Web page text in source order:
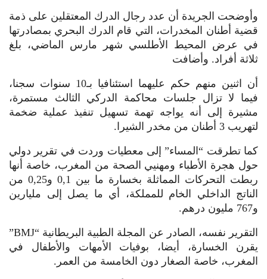
وأوضحت الجريدة أن عدد رجال الدرك المعتقلين على ذمة
قضية أطنان المخدرات، التي قام الدرك البحري بمصادرتها
في عرض المحيط الأطلسي شهر مارس الماضي، بلغ
ثلاثة أفراد. وأضافت
أن اثنين منهم حكم عليهما استئنافيا بـ10 سنوات سجنا،
فيما لا تزال جلسات محاكمة الدركي الثالث مستمرة،
مشيرة إلى أنه يواجه تهمة تسهيل تنفيذ عملية ضخمة
لتهريب 3 أطنان من مخدر الشيرا.
كما تطرقت “المساء” إلى معطيات وردت في تقرير دولي
حول هجرة الأطباء ومهنيي الصحة من المغرب، خاصة أنها
ربطت التحركات المماثلة بخسارة ما بين 0,1 و0,25 من
الناتج الداخلي الخام للمملكة، أي ما يصل إلى مليارين
و767 مليون درهم.
التقرير نفسه، الصادر عن المجلة الطبية البريطانية “BMJ”
يقرن الخسارة، أيضا، بوفيات الأمهات والأطفال في
المغرب، خاصة الصغار دون الخامسة من العمر.